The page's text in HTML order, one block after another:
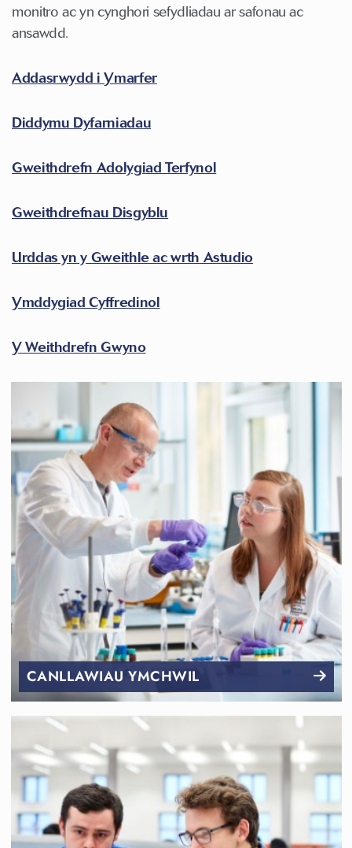
monitro ac yn cynghori sefydliadau ar safonau ac
ansawdd.
Addasrwydd i Ymarfer
Diddymu Dyfarniadau
Gweithdrefn Adolygiad Terfynol
Gweithdrefnau Disgyblu
Urddas yn y Gweithle ac wrth Astudio
Ymddygiad Cyffredinol
Y Weithdrefn Gwyno
CANLLAWIAU YMCHWIL